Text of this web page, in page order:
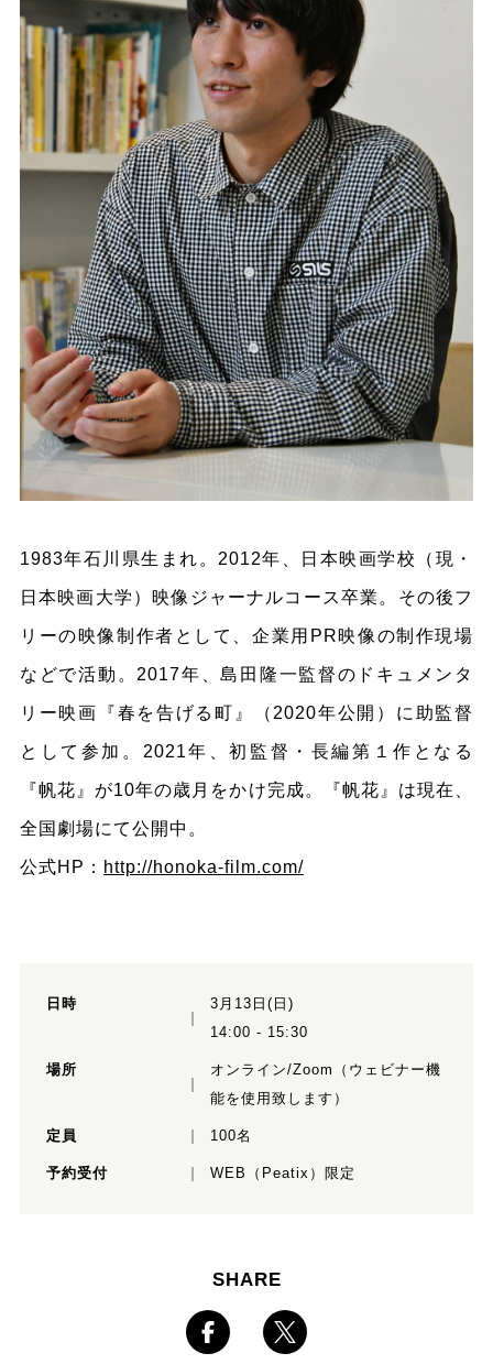
1983年石川県生まれ。2012年、日本映画学校（現・
日本映画大学）映像ジャーナルコース卒業。その後フ
リーの映像制作者として、企業用PR映像の制作現場
などで活動。2017年、島田隆一監督のドキュメンタ
リー映画『春を告げる町』（2020年公開）に助監督
として参加。2021年、初監督・長編第１作となる
『帆花』が10年の歳月をかけ完成。『帆花』は現在、
全国劇場にて公開中。
公式HP： http://honoka-film.com/
日時
3月13日(日)
14:00 - 15:30
場所
オンライン/Zoom（ウェビナー機
能を使用致します）
定員 100名
予約受付 WEB（Peatix）限定
SHARE